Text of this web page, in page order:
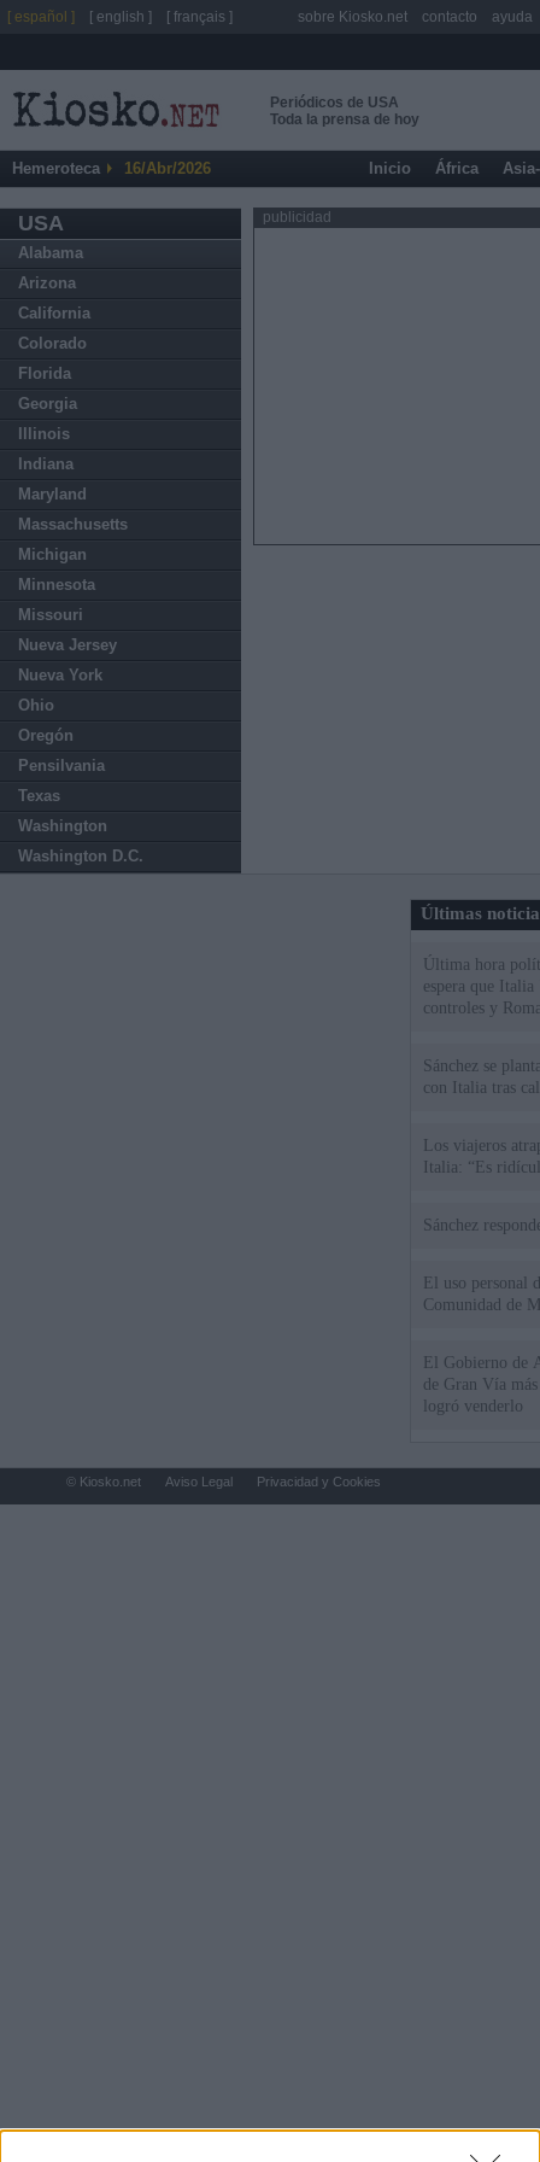
Periódicos de USA
Toda la prensa de hoy
Hemeroteca 16/Abr/2026 Inicio África
USA
Alabama
Arizona
California
Colorado
Florida
Georgia
Illinois
Indiana
Maryland
Massachusetts
Michigan
Minnesota
Missouri
Nueva Jersey
Nueva York
Ohio
Oregón
Pensilvania
Texas
Washington
Washington D.C.
publicidad
Últimas
Última hora
espera que
controles y
Sánchez se
con Italia tras
Los viajeros
Italia: “Es
Sánchez
El uso personal
Comunidad de
El Gobierno de
de Gran Vía
logró venderlo
[ español ] [ english ] [ français ] sobre Kiosko.net contacto ayuda
© Kiosko.net Aviso Legal Privacidad y Cookies